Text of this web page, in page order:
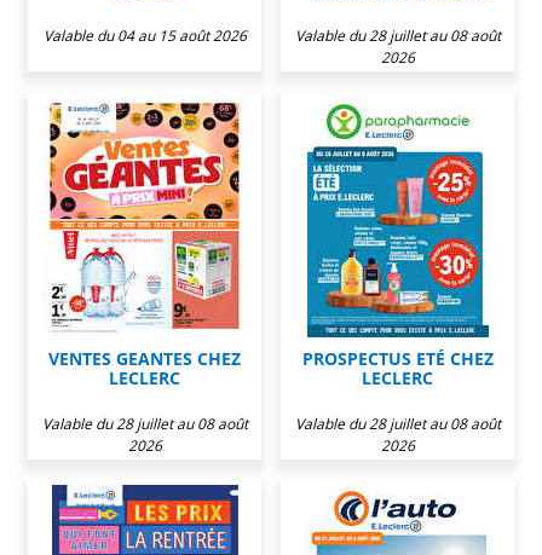
Valable du 04 au 15 août 2026
Valable du 28 juillet au 08 août
2026
VENTES GEANTES CHEZ
LECLERC
Valable du 28 juillet au 08 août
2026
PROSPECTUS ETÉ CHEZ
LECLERC
Valable du 28 juillet au 08 août
2026